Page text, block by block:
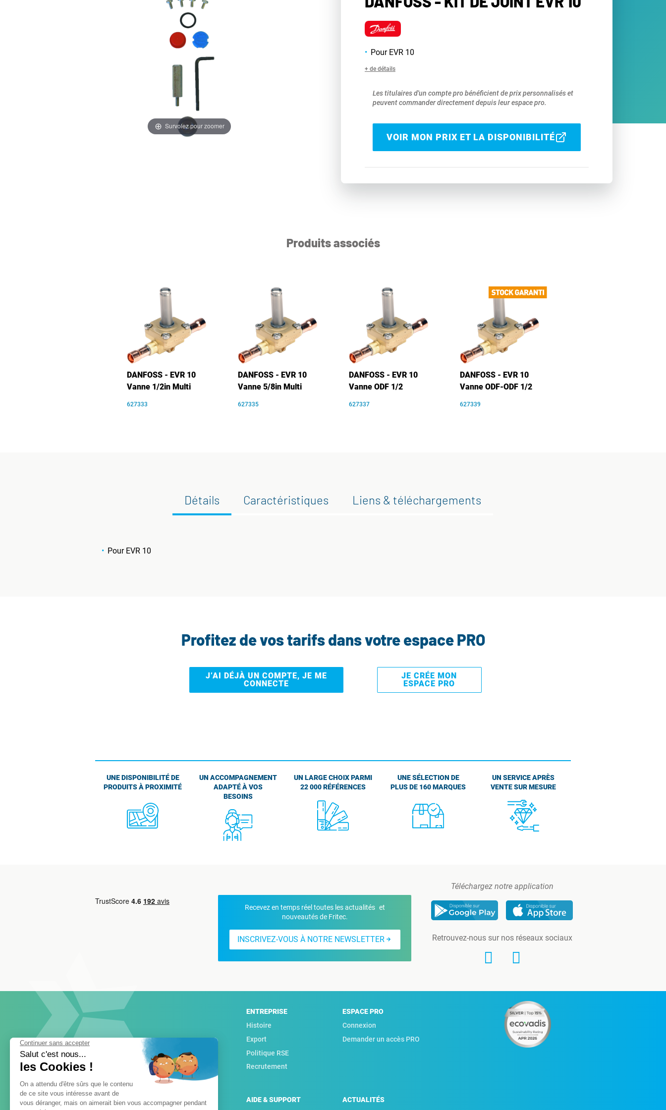
Survolez pour zoomer
Pour EVR 10
+ de détails
Les titulaires d'un compte pro bénéficient de prix personnalisés et
peuvent commander directement depuis leur espace pro.
VOIR MON PRIX ET LA DISPONIBILITÉ
Produits associés
DANFOSS - EVR 10
Vanne 1/2in Multi
627333
DANFOSS - EVR 10
Vanne 5/8in Multi
627335
DANFOSS - EVR 10
Vanne ODF 1/2
627337
DANFOSS - EVR 10
Vanne ODF-ODF 1/2
627339
Détails Caractéristiques Liens & téléchargements
Pour EVR 10
Profitez de vos tarifs dans votre espace PRO
J’AI DÉJÀ UN COMPTE, JE ME
CONNECTE
JE CRÉE MON
ESPACE PRO
UNE DISPONIBILITÉ DE
PRODUITS À PROXIMITÉ
UN ACCOMPAGNEMENT
ADAPTÉ À VOS
BESOINS
UN LARGE CHOIX PARMI
22 000 RÉFÉRENCES
UNE SÉLECTION DE
PLUS DE 160 MARQUES
UN SERVICE APRÈS
VENTE SUR MESURE
Recevez en temps réel toutes les actualités et
nouveautés de Fritec.
INSCRIVEZ-VOUS À NOTRE NEWSLETTER
Téléchargez notre application
Retrouvez-nous sur nos réseaux sociaux
ENTREPRISE
Histoire
Export
Politique RSE
Recrutement
ESPACE PRO
Connexion
Demander un accès PRO
AIDE & SUPPORT
ACTUALITÉS